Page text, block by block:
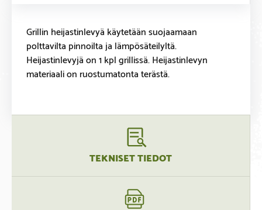
Grillin heijastinlevyä käytetään suojaamaan
polttavilta pinnoilta ja lämpösäteilyltä.
Heijastinlevyjä on 1 kpl grillissä. Heijastinlevyn
materiaali on ruostumatonta terästä.
TEKNISET TIEDOT